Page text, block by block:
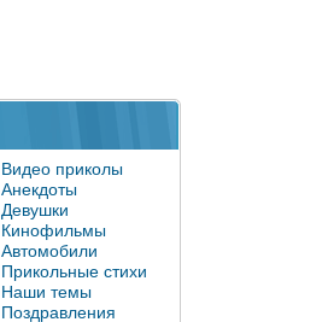
Видео приколы
Анекдоты
Девушки
Кинофильмы
Автомобили
Прикольные стихи
Наши темы
Поздравления